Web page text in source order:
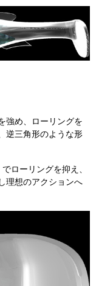
強め、ローリングを
逆三角形のような形
ローリングを抑え、
理想のアクションへ